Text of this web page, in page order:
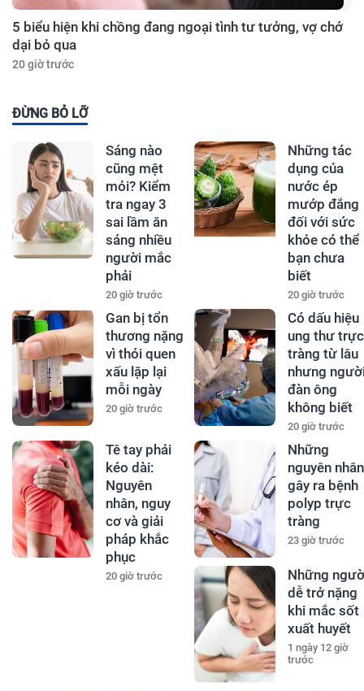
5 biểu hiện khi chồng đang ngoại tình tư tưởng, vợ chớ
dại bỏ qua
20 giờ trước
ĐỪNG BỎ LỠ
Sáng nào
cũng mệt
mỏi? Kiểm
tra ngay 3
sai lầm ăn
sáng nhiều
người mắc
phải
20 giờ trước
Những tác
dụng của
nước ép
mướp đắng
đối với sức
khỏe có thể
bạn chưa
biết
20 giờ trước
Gan bị tổn
thương nặng
vì thói quen
xấu lặp lại
mỗi ngày
20 giờ trước
Có dấu hiệu
ung thư trực
tràng từ lâu
nhưng
đàn ông
không biết
20 giờ trước
Tê tay phải
kéo dài:
Nguyên
nhân, nguy
cơ và giải
pháp khắc
phục
20 giờ trước
Những
nguyên nhân
gây ra bệnh
polyp trực
tràng
23 giờ trước
Những
dễ trở nặng
khi mắc sốt
xuất huyết
1 ngày 12 giờ
trước